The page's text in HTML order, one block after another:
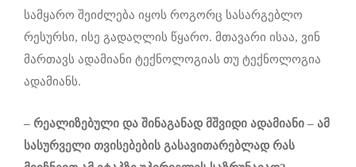
სამყარო შეიძლება იყოს როგორც სასარგებლო
რესურსი, ისე გადაღლის წყარო. მთავარი ისაა, ვინ
მართავს ადამიანი ტექნოლოგიას თუ ტექნოლოგია
ადამიანს.
– რეალიზებული და შინაგანად მშვიდი ადამიანი – ამ
სასურველი თვისებების გასავითარებლად რას